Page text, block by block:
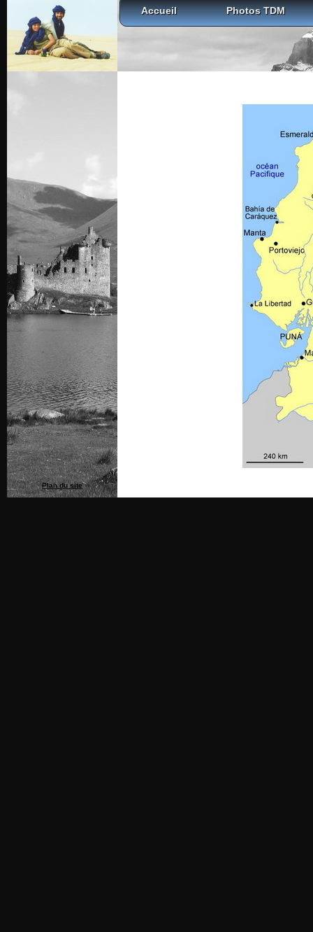
Accueil Photos TDM
Plan du site